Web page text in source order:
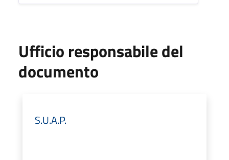
Ufficio responsabile del
documento
S.U.A.P.